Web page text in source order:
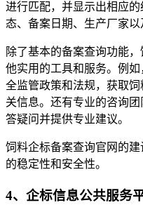
进行匹配，并显示出相应
态、备案日期、生产厂家以
除了基本的备案查询功能
他实用的工具和服务。例
全监管政策和法规，获取
关信息。还有专业的咨询
答疑问并提供专业建议。
饲料企标备案查询官网的建
的稳定性和安全性。
4、企标信息公共服务